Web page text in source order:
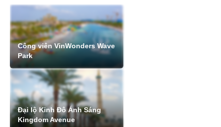
Công viên VinWonders Wave
Park
Đại lộ Kinh Đô Ánh Sáng
Kingdom Avenue